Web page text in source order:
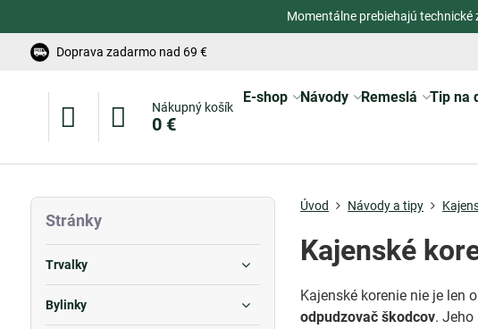
Momentálne prebiehajú
Doprava zadarmo nad 69 €
Nákupný košík
0 €
E-shop Návody Remeslá Tip na
Úvod Návody a tipy
Kajenské
Kajenské korenie nie je len
odpudzovač škodcov.
Stránky
Trvalky
Bylinky